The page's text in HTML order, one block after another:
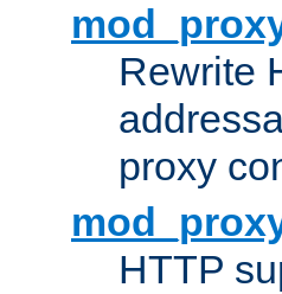
Rewrite
proxy
HTTP